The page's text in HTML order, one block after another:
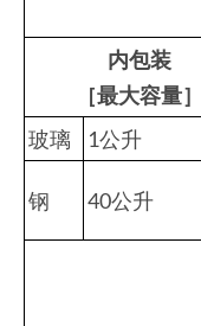
内包装
［最大容量］
玻璃 1公升
钢 40公升